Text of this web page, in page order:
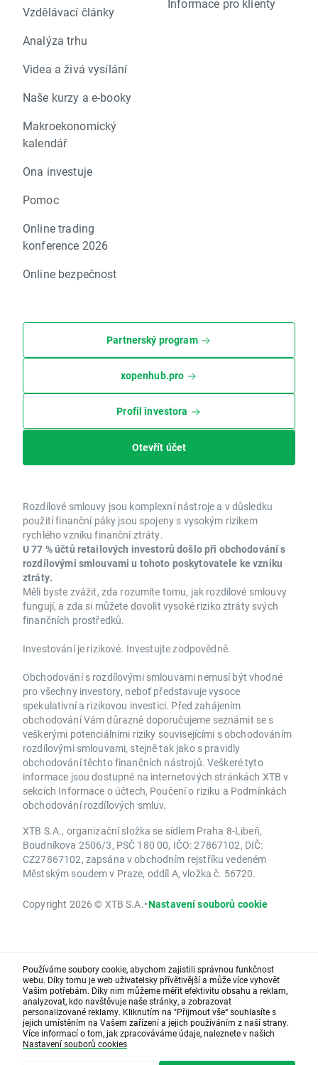
Vzdělávací články
Analýza trhu
Videa a živá vysílání
Naše kurzy a e-booky
Makroekonomický
kalendář
Ona investuje
Pomoc
Online trading
konference 2026
Online bezpečnost
Informace pro klienty
Partnerský program
xopenhub.pro
Profil investora
Otevřít účet
Rozdílové smlouvy jsou komplexní nástroje a v důsledku
použití finanční páky jsou spojeny s vysokým rizikem
rychlého vzniku finanční ztráty.
U 77 % účtů retailových investorů došlo při obchodování s
rozdílovými smlouvami u tohoto poskytovatele ke vzniku
ztráty.
Měli byste zvážit, zda rozumíte tomu, jak rozdílové smlouvy
fungují, a zda si můžete dovolit vysoké riziko ztráty svých
finančních prostředků.
Investování je rizikové. Investujte zodpovědně.
Obchodování s rozdílovými smlouvami nemusí být vhodné
pro všechny investory, neboť představuje vysoce
spekulativní a rizikovou investici. Před zahájením
obchodování Vám důrazně doporučujeme seznámit se s
veškerými potenciálními riziky souvisejícími s obchodováním
rozdílovými smlouvami, stejně tak jako s pravidly
obchodování těchto finančních nástrojů. Veškeré tyto
informace jsou dostupné na internetových stránkách XTB v
sekcích Informace o účtech, Poučení o riziku a Podmínkách
obchodování rozdílových smluv.
XTB S.A., organizační složka se sídlem Praha 8-Libeň,
Boudníkova 2506/3, PSČ 180 00, IČO: 27867102, DIČ:
CZ27867102, zapsána v obchodním rejstříku vedeném
Městským soudem v Praze, oddíl A, vložka č. 56720.
Copyright 2026 © XTB S.A.•Nastavení souborů cookie
Používáme soubory cookie, abychom zajistili správnou funkčnost
webu. Díky tomu je web uživatelsky přívětivější a může více vyhovět
Vašim potřebám. Díky nim můžeme měřit efektivitu obsahu a reklam,
analyzovat, kdo navštěvuje naše stránky, a zobrazovat
personalizované reklamy. Kliknutím na "Přijmout vše“ souhlasíte s
jejich umístěním na Vašem zařízení a jejich používáním z naší strany.
Více informací o tom, jak zpracováváme údaje, naleznete v našich
Nastavení souborů cookies